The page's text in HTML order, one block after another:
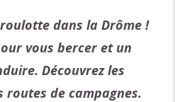
dans la Drôme !
vous bercer et un
Découvrez les
routes de campagnes.